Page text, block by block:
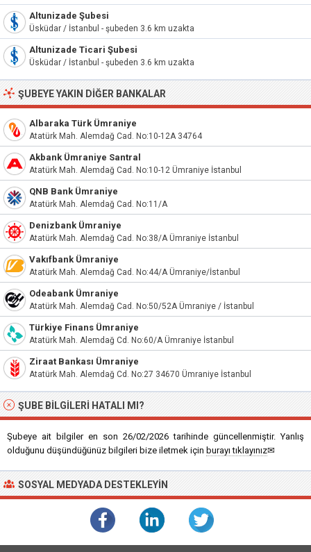
Altunizade Şubesi
Üsküdar / İstanbul - şubeden 3.6 km uzakta
Altunizade Ticari Şubesi
Üsküdar / İstanbul - şubeden 3.6 km uzakta
ŞUBEYE YAKIN DIĞER BANKALAR
Albaraka Türk Ümraniye
Atatürk Mah. Alemdağ Cad. No:10-12A 34764
Akbank Ümraniye Santral
Atatürk Mah. Alemdağ Cad. No:10-12 Ümraniye İstanbul
QNB Bank Ümraniye
Atatürk Mah. Alemdağ Cad. No:11/A
Denizbank Ümraniye
Atatürk Mah. Alemdağ Cad. No:38/A Ümraniye İstanbul
Vakıfbank Ümraniye
Atatürk Mah. Alemdağ Cad. No:44/A Ümraniye/İstanbul
Odeabank Ümraniye
Atatürk Mah. Alemdağ Cad. No:50/52A Ümraniye / İstanbul
Türkiye Finans Ümraniye
Atatürk Mah. Alemdağ Cd. No:60/A Ümraniye İstanbul
Ziraat Bankası Ümraniye
Atatürk Mah. Alemdağ Cd. No:27 34670 Ümraniye İstanbul
ŞUBE BILGILERI HATALI MI?
Şubeye ait bilgiler en son 26/02/2026 tarihinde güncellenmiştir. Yanlış
olduğunu düşündüğünüz bilgileri bize iletmek için burayı tıklayınız✉
SOSYAL MEDYADA DESTEKLEYIN